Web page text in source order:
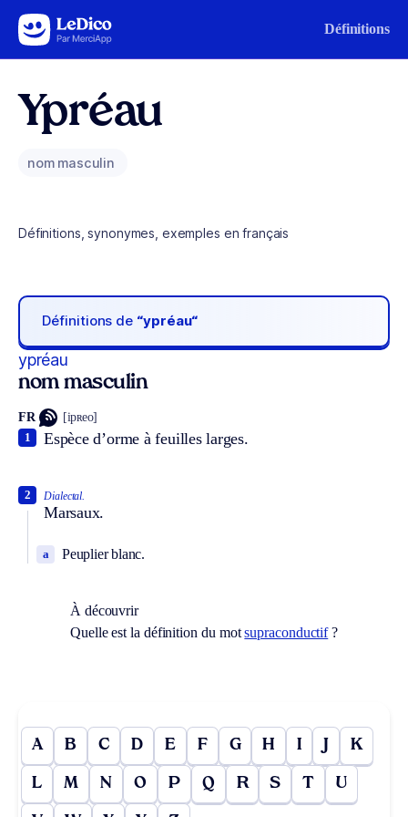
Aller au contenu Définitions
Ypréau
nom masculin
Définitions, synonymes, exemples en français
Définitions de “ypréau“
ypréau
nom masculin
FR [ipʀeo]
Espèce d’orme à feuilles larges.
1
Dialectal.
Marsaux.
2
Peuplier blanc.
a
À découvrir
Quelle est la définition du motsupraconductif?
A B C D E F G H I J K
L M N O P Q R S T U